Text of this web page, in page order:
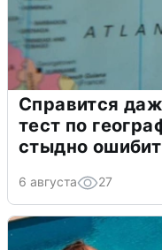
Справится
тест по
стыдно
6 августа 27